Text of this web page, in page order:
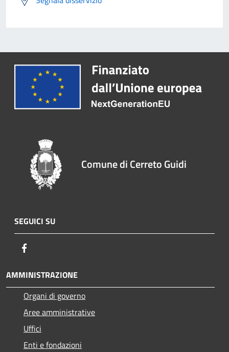
Comune di Cerreto Guidi
SEGUICI SU
AMMINISTRAZIONE
Organi di governo
Aree amministrative
Uffici
Enti e fondazioni